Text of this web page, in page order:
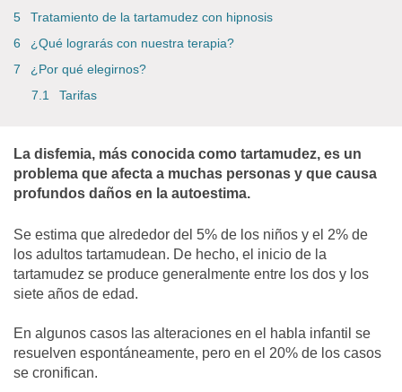
Tratamiento de la tartamudez con hipnosis
¿Qué lograrás con nuestra terapia?
¿Por qué elegirnos?
Tarifas
La disfemia, más conocida como tartamudez, es un
problema que afecta a muchas personas y que causa
profundos daños en la autoestima.
Se estima que alrededor del 5% de los niños y el 2% de
los adultos tartamudean. De hecho, el inicio de la
tartamudez se produce generalmente entre los dos y los
siete años de edad.
En algunos casos las alteraciones en el habla infantil se
resuelven espontáneamente, pero en el 20% de los casos
se cronifican.